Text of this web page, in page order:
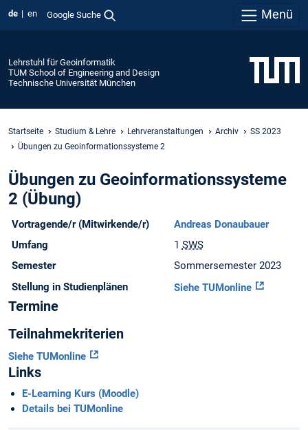
de en Google Suche Menü
Lehrstuhl für Geoinformatik
TUM School of Engineering and Design
Technische Universität München
Startseite Studium & Lehre Lehrveranstaltungen Archiv
SS 2023
Übungen zu Geoinformationssysteme 2
Übungen zu Geoinformationssysteme
2 (Übung)
Vortragende/r (Mitwirkende/r)
Andreas Donaubauer
Umfang
1 SWS
Semester
Sommersemester 2023
Stellung in Studienplänen
Siehe TUMonline
Termine
Teilnahmekriterien
Siehe TUMonline
Links
E-Learning Kurs (Moodle)
Details bei TUMonline